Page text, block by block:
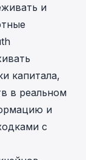
и
капитала,
в реальном
и
с